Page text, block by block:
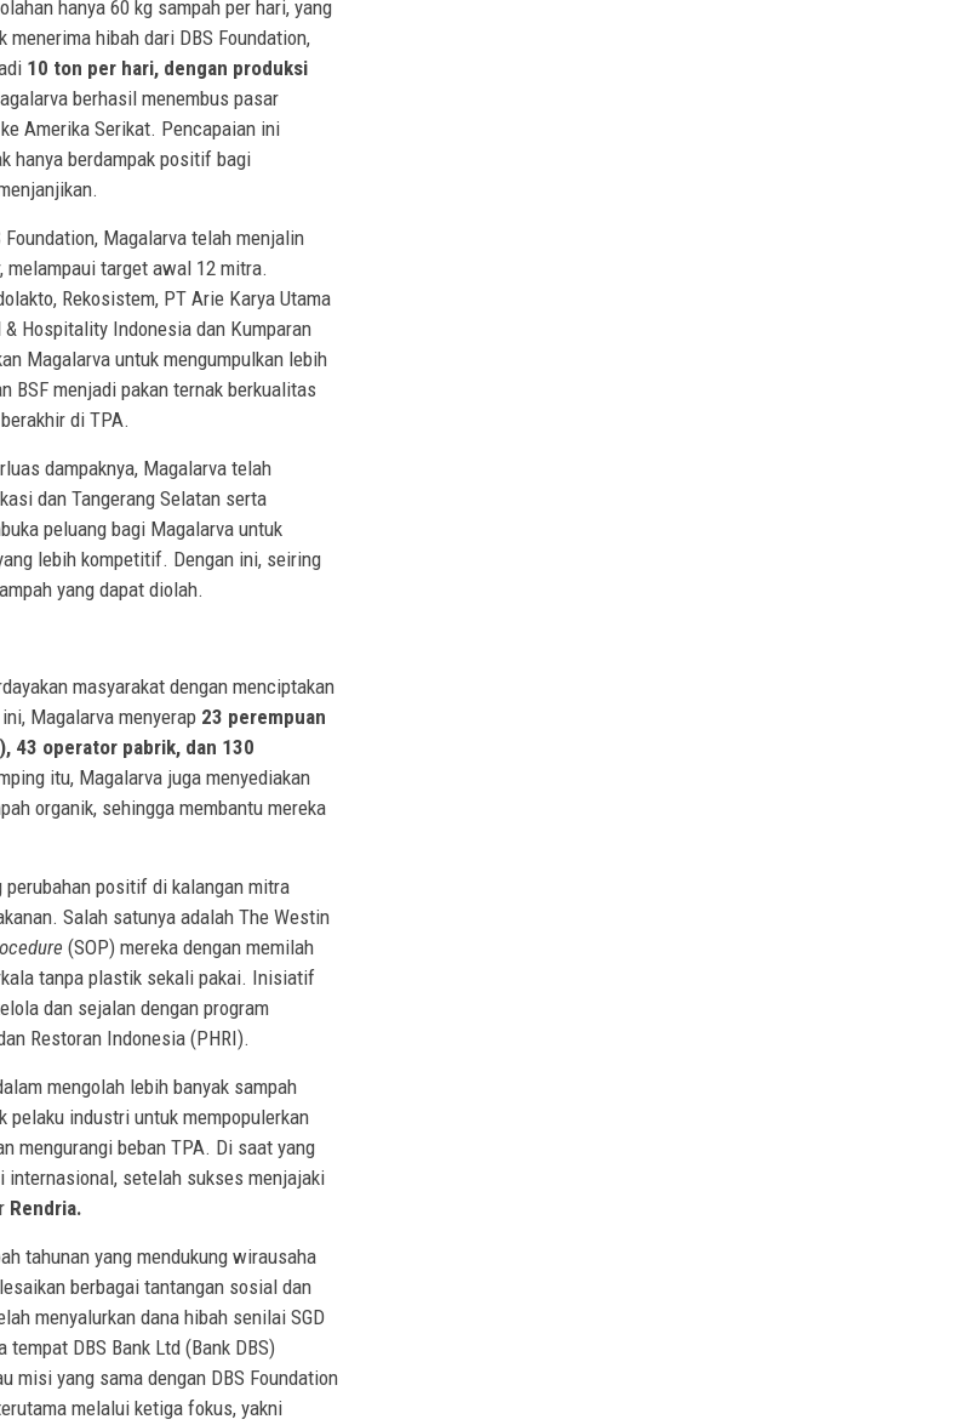
hanya 60 kg sampah per hari, yang
hibah dari DBS Foundation,
10 ton per hari, dengan produksi
berhasil menembus pasar
Amerika Serikat. Pencapaian ini
hanya berdampak positif bagi
Magalarva telah menjalin
melampaui target awal 12 mitra.
Rekosistem, PT Arie Karya Utama
Hospitality Indonesia dan Kumparan
Magalarva untuk mengumpulkan lebih
BSF menjadi pakan ternak berkualitas
di TPA.
dampaknya, Magalarva telah
dan Tangerang Selatan serta
peluang bagi Magalarva untuk
lebih kompetitif. Dengan ini, seiring
yang dapat diolah.
masyarakat dengan menciptakan
Magalarva menyerap 23 perempuan
43 operator pabrik, dan 130
itu, Magalarva juga menyediakan
organik, sehingga membantu mereka
positif di kalangan mitra
Salah satunya adalah The Westin
(SOP) mereka dengan memilah
tanpa plastik sekali pakai. Inisiatif
dan sejalan dengan program
Restoran Indonesia (PHRI).
mengolah lebih banyak sampah
pelaku industri untuk mempopulerkan
mengurangi beban TPA. Di saat yang
internasional, setelah sukses menjajaki
Rendria.
tahunan yang mendukung wirausaha
berbagai tantangan sosial dan
menyalurkan dana hibah senilai SGD
DBS Bank Ltd (Bank DBS)
misi yang sama dengan DBS Foundation
melalui ketiga fokus, yakni